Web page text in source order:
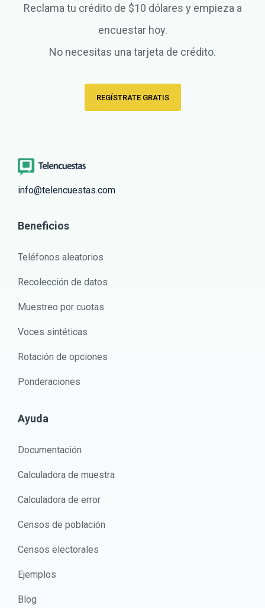
Reclama tu crédito de $10 dólares y empieza a
encuestar hoy.
No necesitas una tarjeta de crédito.
REGÍSTRATE GRATIS
info@telencuestas.com
Beneficios
Teléfonos aleatorios
Recolección de datos
Muestreo por cuotas
Voces sintéticas
Rotación de opciones
Ponderaciones
Ayuda
Documentación
Calculadora de muestra
Calculadora de error
Censos de población
Censos electorales
Ejemplos
Blog